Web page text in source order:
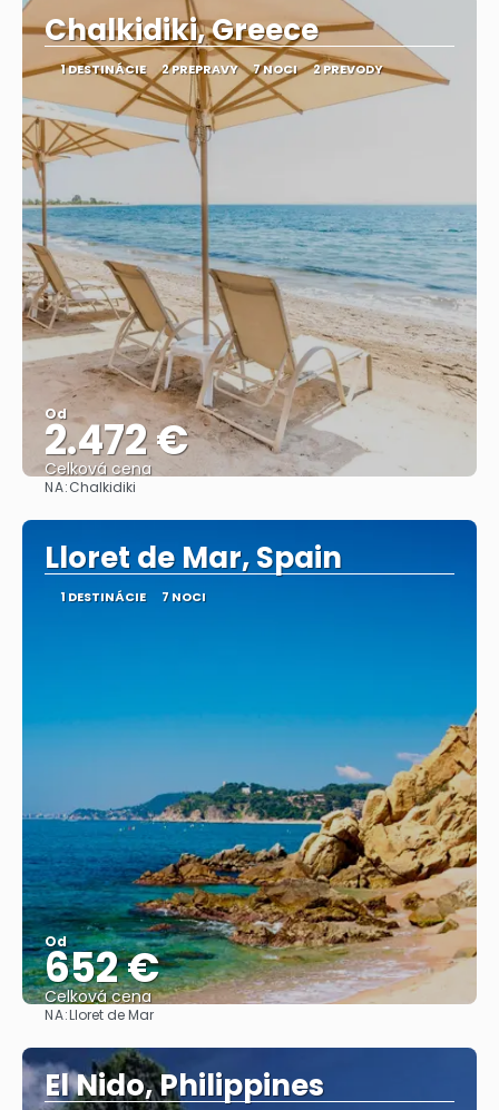
Chalkidiki, Greece
1 DESTINÁCIE 2 PREPRAVY 7 NOCI 2 PREVODY
Od
2.472 €
Celková cena
NA:Chalkidiki
Lloret de Mar, Spain
1 DESTINÁCIE 7 NOCI
Od
652 €
Celková cena
NA:Lloret de Mar
El Nido, Philippines